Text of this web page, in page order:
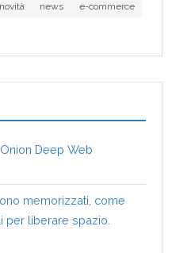
novità news
e-commerce
Deep Web
memorizzati, come
liberare spazio.